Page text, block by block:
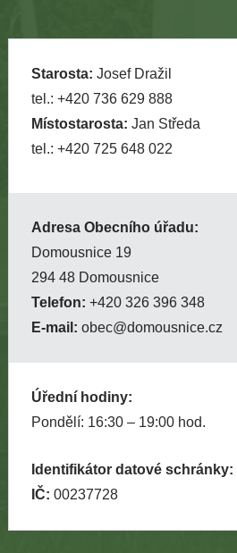
Starosta: Josef Dražil
tel.: +420 736 629 888
Místostarosta: Jan Středa
tel.: +420 725 648 022
Adresa Obecního úřadu:
Domousnice 19
294 48 Domousnice
Telefon: +420 326 396 348
E-mail: obec@domousnice.cz
Úřední hodiny:
Pondělí: 16:30 – 19:00 hod.
Identifikátor datové schránky:
IČ: 00237728